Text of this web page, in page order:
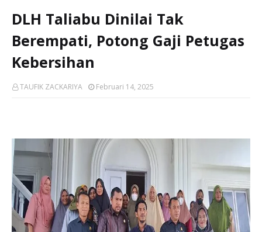
DLH Taliabu Dinilai Tak
Berempati, Potong Gaji Petugas
Kebersihan
TAUFIK ZACKARIYA Februari 14, 2025